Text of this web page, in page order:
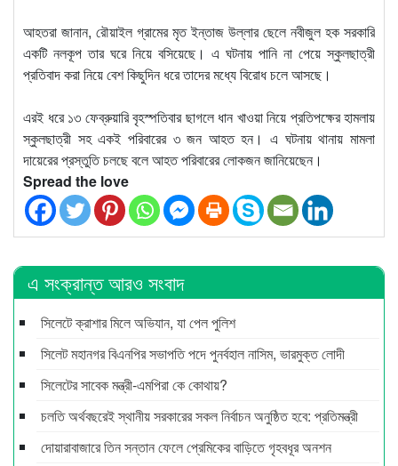
আহতরা জানান, রৌয়াইল গ্রামের মৃত ইন্তাজ উল্লার ছেলে নবীজুল হক সরকারি
একটি নলকূপ তার ঘরে নিয়ে বসিয়েছে। এ ঘটনায় পানি না পেয়ে স্কুলছাত্রী
প্রতিবাদ করা নিয়ে বেশ কিছুদিন ধরে তাদের মধ্যে বিরোধ চলে আসছে।
এরই ধরে ১৩ ফেব্রুয়ারি বৃহস্পতিবার ছাগলে ধান খাওয়া নিয়ে প্রতিপক্ষের হামলায়
স্কুলছাত্রী সহ একই পরিবারের ৩ জন আহত হন। এ ঘটনায় থানায় মামলা
দায়েরের প্রস্তুতি চলছে বলে আহত পরিবারের লোকজন জানিয়েছেন।
Spread the love
এ সংক্রান্ত আরও সংবাদ
সিলেটে ক্রাশার মিলে অভিযান, যা পেল পুলিশ
সিলেট মহানগর বিএনপির সভাপতি পদে পুনর্বহাল নাসিম, ভারমুক্ত লোদী
সিলেটের সাবেক মন্ত্রী-এমপিরা কে কোথায়?
চলতি অর্থবছরেই স্থানীয় সরকারের সকল নির্বাচন অনুষ্ঠিত হবে: প্রতিমন্ত্রী
দোয়ারাবাজারে তিন সন্তান ফেলে প্রেমিকের বাড়িতে গৃহবধূর অনশন